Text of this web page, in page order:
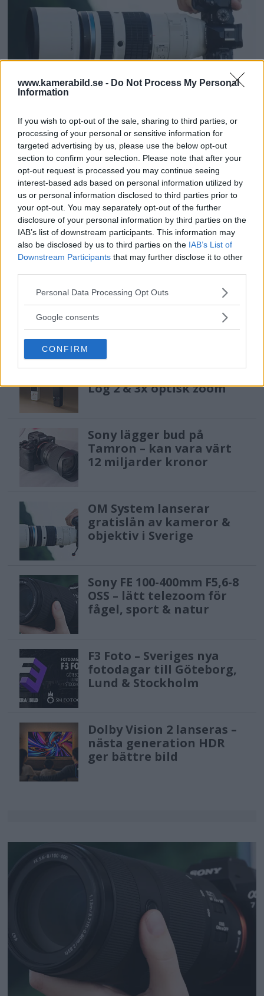
www.kamerabild.se - Do Not Process My Personal
Information
If you wish to opt-out of the sale, sharing to third parties, or
processing of your personal or sensitive information for
targeted advertising by us, please use the below opt-out
section to confirm your selection. Please note that after your
opt-out request is processed you may continue seeing
interest-based ads based on personal information utilized by
us or personal information disclosed to third parties prior to
your opt-out. You may separately opt-out of the further
disclosure of your personal information by third parties on the
IAB’s list of downstream participants. This information may
also be disclosed by us to third parties on the IAB’s List of
Downstream Participants that may further disclose it to other
Please note that this website/app uses one or more Google
not limited to your visit or usage behaviour. You may click to
use your data for below specified purposes in below Google
consent section.
Personal Data Processing Opt Outs
Google consents
CONFIRM
OM System lanserar
gratislån av kameror &
objektiv i Sverige
OM System lanserar nu "Test & Wow"-
programmet i Sverige, vilket gör det möjligt
att låna hem kameror och objektiv under fem
dagar för att se hur utrustningen passar dina
behov.
MEST LÄST JUST NU
DJI Osmo Pocket 4P
Log 2 & 3x optisk zoom
Sony lägger bud på
Tamron – kan vara värt
12 miljarder kronor
OM System lanserar
gratislån av kameror &
objektiv i Sverige
Sony FE 100-400mm F5,6-8
OSS – lätt telezoom för
fågel, sport & natur
F3 Foto – Sveriges nya
fotodagar till Göteborg,
Lund & Stockholm
Dolby Vision 2 lanseras –
nästa generation HDR
ger bättre bild